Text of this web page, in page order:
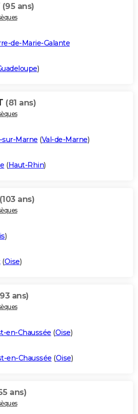
(95 ans)
de-Marie-Galante
)
(81 ans)
sur-Marne (Val-de-Marne)
(Haut-Rhin)
(103 ans)
)
(Oise)
ans)
en-Chaussée (Oise)
en-Chaussée (Oise)
ans)